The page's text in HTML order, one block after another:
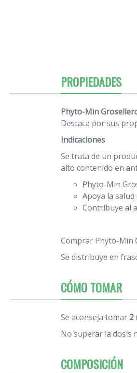
PROPIEDADES
Phyto-Min
Destaca por sus
Indicaciones
Se trata de un
alto contenido en
Phyto-Min
Apoya la
Contribuye al
Comprar Phyto-Min
Se distribuye en
CÓMO TOMAR
Se aconseja tomar 2
No superar la dosis
COMPOSICIÓN